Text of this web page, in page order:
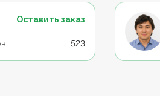
Оставить заказ
523